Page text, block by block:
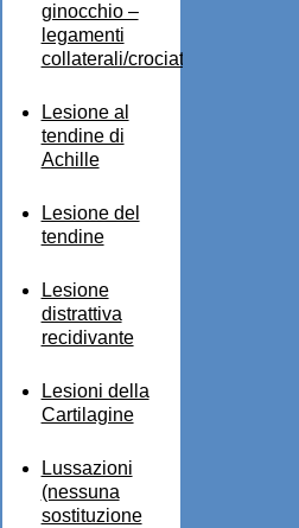
ginocchio –
legamenti
collaterali/crociati
Lesione al
tendine di
Achille
Lesione del
tendine
Lesione
distrattiva
recidivante
Lesioni della
Cartilagine
Lussazioni
(nessuna
sostituzione